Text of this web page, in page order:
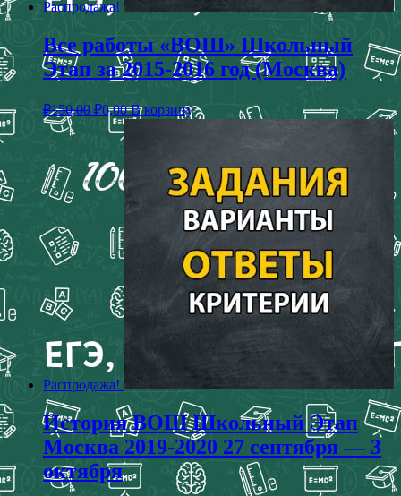
Распродажа!
Все работы «ВОШ» Школьный
Этап за 2015-2016 год (Москва)
₽150,00 ₽0,00 В корзину
Распродажа!
История ВОШ Школьный Этап
Москва 2019-2020 27 сентября — 3
октября